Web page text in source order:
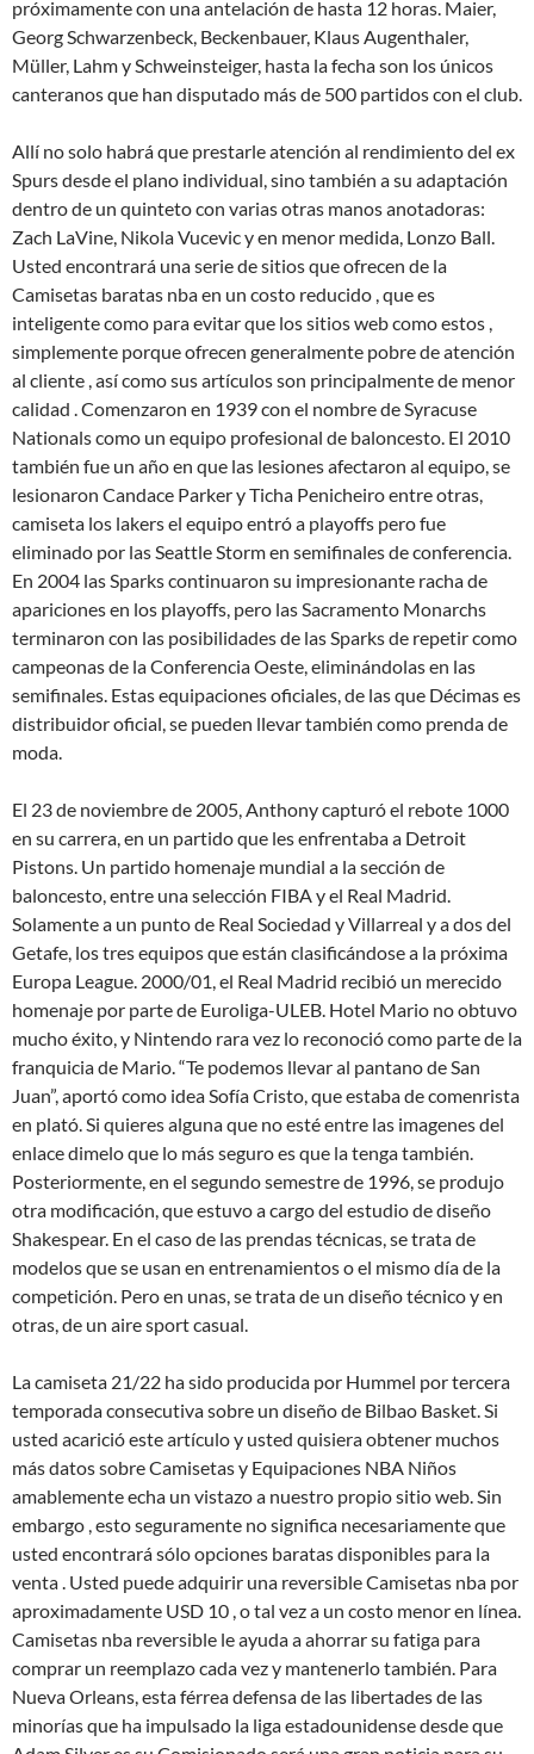
próximamente con una antelación de hasta 12 horas. Maier,
Georg Schwarzenbeck, Beckenbauer, Klaus Augenthaler,
Müller, Lahm y Schweinsteiger, hasta la fecha son los únicos
canteranos que han disputado más de 500 partidos con el club.
Allí no solo habrá que prestarle atención al rendimiento del ex
Spurs desde el plano individual, sino también a su adaptación
dentro de un quinteto con varias otras manos anotadoras:
Zach LaVine, Nikola Vucevic y en menor medida, Lonzo Ball.
Usted encontrará una serie de sitios que ofrecen de la
Camisetas baratas nba en un costo reducido , que es
inteligente como para evitar que los sitios web como estos ,
simplemente porque ofrecen generalmente pobre de atención
al cliente , así como sus artículos son principalmente de menor
calidad . Comenzaron en 1939 con el nombre de Syracuse
Nationals como un equipo profesional de baloncesto. El 2010
también fue un año en que las lesiones afectaron al equipo, se
lesionaron Candace Parker y Ticha Penicheiro entre otras,
camiseta los lakers el equipo entró a playoffs pero fue
eliminado por las Seattle Storm en semifinales de conferencia.
En 2004 las Sparks continuaron su impresionante racha de
apariciones en los playoffs, pero las Sacramento Monarchs
terminaron con las posibilidades de las Sparks de repetir como
campeonas de la Conferencia Oeste, eliminándolas en las
semifinales. Estas equipaciones oficiales, de las que Décimas es
distribuidor oficial, se pueden llevar también como prenda de
moda.
El 23 de noviembre de 2005, Anthony capturó el rebote 1000
en su carrera, en un partido que les enfrentaba a Detroit
Pistons. Un partido homenaje mundial a la sección de
baloncesto, entre una selección FIBA y el Real Madrid.
Solamente a un punto de Real Sociedad y Villarreal y a dos del
Getafe, los tres equipos que están clasificándose a la próxima
Europa League. 2000/01, el Real Madrid recibió un merecido
homenaje por parte de Euroliga-ULEB. Hotel Mario no obtuvo
mucho éxito, y Nintendo rara vez lo reconoció como parte de la
franquicia de Mario. “Te podemos llevar al pantano de San
Juan”, aportó como idea Sofía Cristo, que estaba de comenrista
en plató. Si quieres alguna que no esté entre las imagenes del
enlace dimelo que lo más seguro es que la tenga también.
Posteriormente, en el segundo semestre de 1996, se produjo
otra modificación, que estuvo a cargo del estudio de diseño
Shakespear. En el caso de las prendas técnicas, se trata de
modelos que se usan en entrenamientos o el mismo día de la
competición. Pero en unas, se trata de un diseño técnico y en
otras, de un aire sport casual.
La camiseta 21/22 ha sido producida por Hummel por tercera
temporada consecutiva sobre un diseño de Bilbao Basket. Si
usted acarició este artículo y usted quisiera obtener muchos
más datos sobre Camisetas y Equipaciones NBA Niños
amablemente echa un vistazo a nuestro propio sitio web. Sin
embargo , esto seguramente no significa necesariamente que
usted encontrará sólo opciones baratas disponibles para la
venta . Usted puede adquirir una reversible Camisetas nba por
aproximadamente USD 10 , o tal vez a un costo menor en línea.
Camisetas nba reversible le ayuda a ahorrar su fatiga para
comprar un reemplazo cada vez y mantenerlo también. Para
Nueva Orleans, esta férrea defensa de las libertades de las
minorías que ha impulsado la liga estadounidense desde que